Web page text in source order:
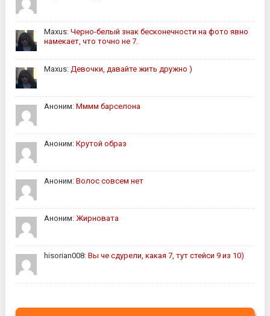
Maxus: Черно-белый знак бесконечности на фото явно
намекает, что точно не 7.
Maxus: Девочки, давайте жить дружно )
Аноним: Мммм барселона
Аноним: Крутой образ
Аноним: Волос совсем нет
Аноним: Жирновата
hisorian008: Вы че сдурели, какая 7, тут стейси 9 из 10)